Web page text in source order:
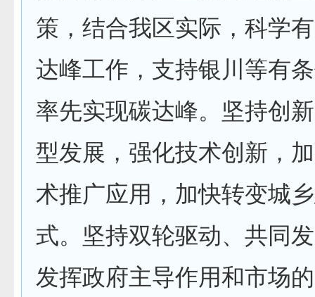
策，结合我区实际，科学
达峰工作，支持银川等有
率先实现碳达峰。坚持创
型发展，强化技术创新，
术推广应用，加快转变城
式。坚持双轮驱动、共同
发挥政府主导作用和市场